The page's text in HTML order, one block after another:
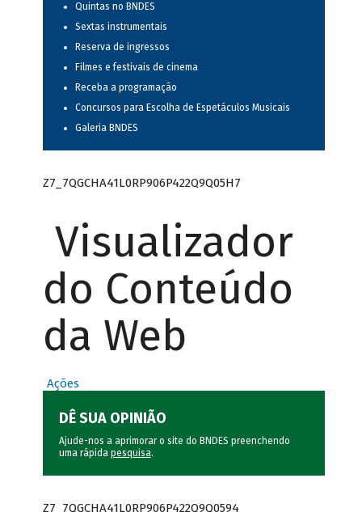
Quintas no BNDES
Sextas instrumentais
Reserva de ingressos
Filmes e festivais de cinema
Receba a programação
Concursos para Escolha de Espetáculos Musicais
Galeria BNDES
Z7_7QGCHA41L0RP906P422Q9Q05H7
Visualizador
do Conteúdo
da Web
Ações
DÊ SUA OPINIÃO
Ajude-nos a aprimorar o site do BNDES preenchendo
uma rápida pesquisa.
Z7_7QGCHA41L0RP906P422Q9Q0594